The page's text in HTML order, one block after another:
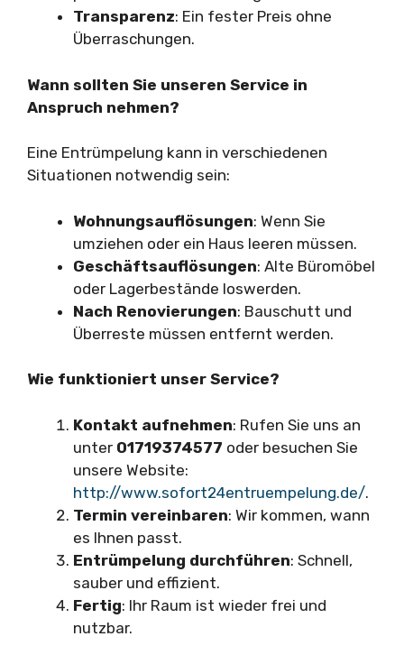
Transparenz: Ein fester Preis ohne
Überraschungen.
Wann sollten Sie unseren Service in
Anspruch nehmen?
Eine Entrümpelung kann in verschiedenen
Situationen notwendig sein:
Wohnungsauflösungen: Wenn Sie
umziehen oder ein Haus leeren müssen.
Geschäftsauflösungen: Alte Büromöbel
oder Lagerbestände loswerden.
Nach Renovierungen: Bauschutt und
Überreste müssen entfernt werden.
Wie funktioniert unser Service?
Kontakt aufnehmen: Rufen Sie uns an
unter 01719374577 oder besuchen Sie
unsere Website:
http://www.sofort24entruempelung.de/.
Termin vereinbaren: Wir kommen, wann
es Ihnen passt.
Entrümpelung durchführen: Schnell,
sauber und effizient.
Fertig: Ihr Raum ist wieder frei und
nutzbar.